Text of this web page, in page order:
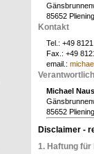
85652 Pliening
Kontakt
Tel.: +49
Fax.: +49
email.:
Michael
85652 Pliening
Disclaimer -
1. Haftung für